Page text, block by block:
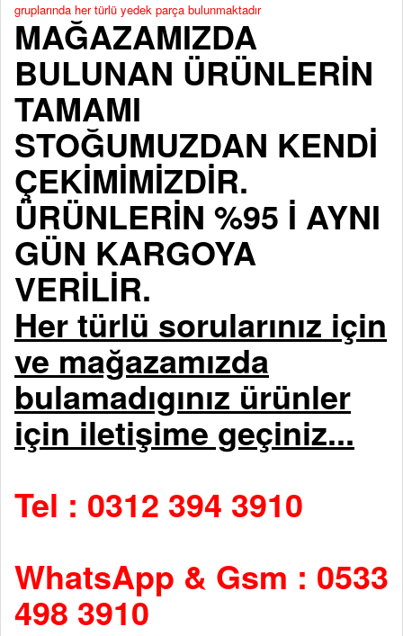
gruplarında her türlü yedek parça bulunmaktadır
MAĞAZAMIZDA
BULUNAN ÜRÜNLERİN
TAMAMI
STOĞUMUZDAN KENDİ
ÇEKİMİMİZDİR.
ÜRÜNLERİN %95 İ AYNI
GÜN KARGOYA
VERİLİR.
Her türlü sorularınız için
ve mağazamızda
bulamadıgınız ürünler
için iletişime geçiniz...
Tel : 0312 394 3910
WhatsApp & Gsm : 0533
498 3910